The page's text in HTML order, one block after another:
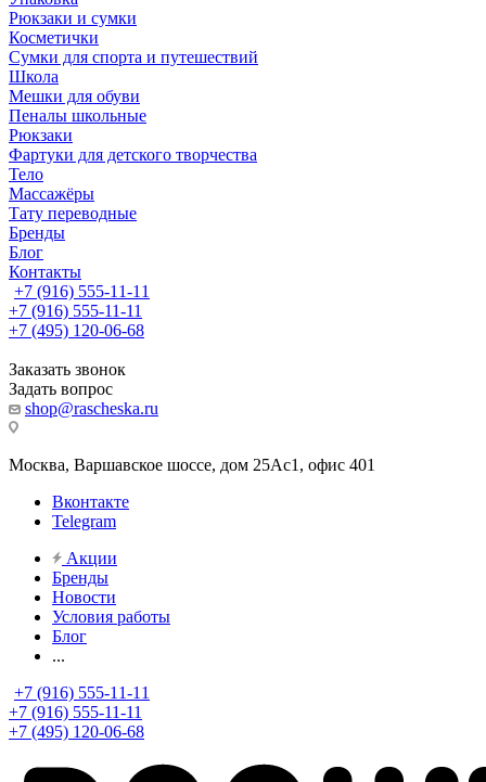
Рюкзаки и сумки
Косметички
Сумки для спорта и путешествий
Школа
Мешки для обуви
Пеналы школьные
Рюкзаки
Фартуки для детского творчества
Тело
Массажёры
Тату переводные
Бренды
Блог
Контакты
+7 (916) 555-11-11
+7 (916) 555-11-11
+7 (495) 120-06-68
Заказать звонок
Задать вопрос
shop@rascheska.ru
Москва, Варшавское шоссе, дом 25Аc1, офис 401
Вконтакте
Telegram
Акции
Бренды
Новости
Условия работы
Блог
...
+7 (916) 555-11-11
+7 (916) 555-11-11
+7 (495) 120-06-68